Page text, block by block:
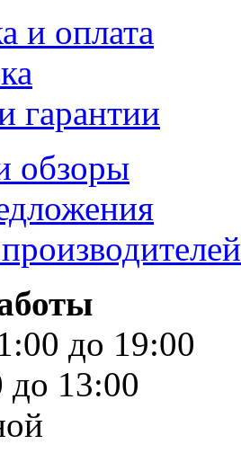
и оплата
гарантии
обзоры
до 19:00
до 13:00